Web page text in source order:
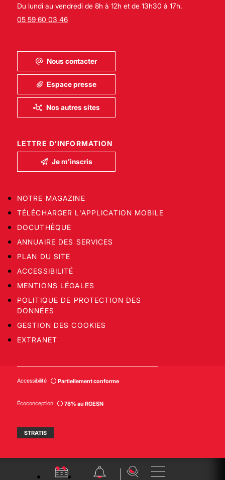
Du lundi au vendredi de 8h à 12h et de 13h30 à 17h.
05 59 60 03 46
Nous contacter
Espace presse
Nos autres sites
LETTRE D’INFORMATION
Je m’inscris
NOTRE MAGAZINE
TÉLÉCHARGER L'APPLICATION MOBILE
DOCUTHÈQUE
ANNUAIRE DES SERVICES
PLAN DU SITE
ACCESSIBILITÉ
MENTIONS LÉGALES
POLITIQUE DE PROTECTION DES
DONNÉES
GESTION DES COOKIES
EXTRANET
Accessibilité Partiellement conforme
Écoconception 78% au RGESN
STRATIS